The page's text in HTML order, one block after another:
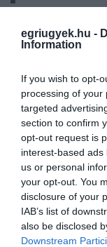
egriugyek.hu -
Information
If you wish to opt-
processing of your
targeted
section to confirm
opt-out request is
interest-based
us or personal
your opt-out. You
disclosure of your
IAB’s list of
also be disclosed
Downstream
– áll az
óvodák
a
óvodákból
Jelenleg az
mint 1500
szülője